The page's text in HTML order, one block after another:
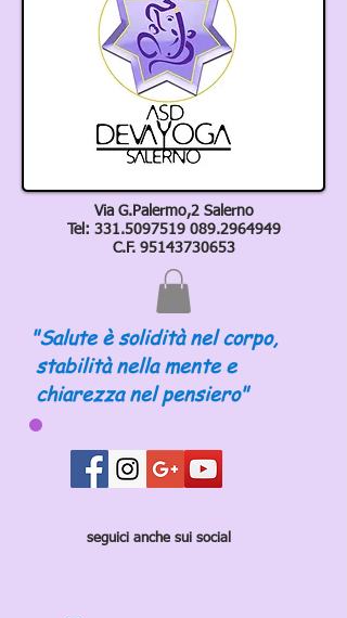
Via G.Palermo,2 Salerno
Tel: 331.5097519 089.2964949
C.F. 95143730653
"Salute è solidità nel corpo,
stabilità nella mente e
chiarezza nel pensiero"
seguici anche sui social